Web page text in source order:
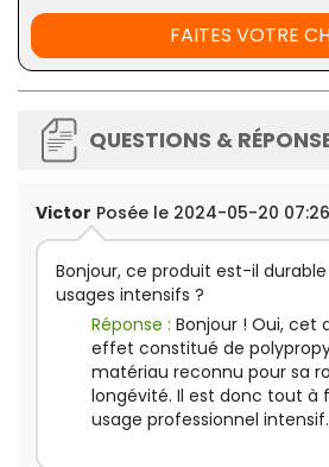
FAITES VOTRE
QUESTIONS &
Victor Posée le 2024-05-20
Bonjour, ce produit est-il
usages intensifs ?
Réponse : Bonjour ! Oui, cet
effet constitué de
matériau reconnu pour sa
longévité. Il est donc tout à
usage professionnel